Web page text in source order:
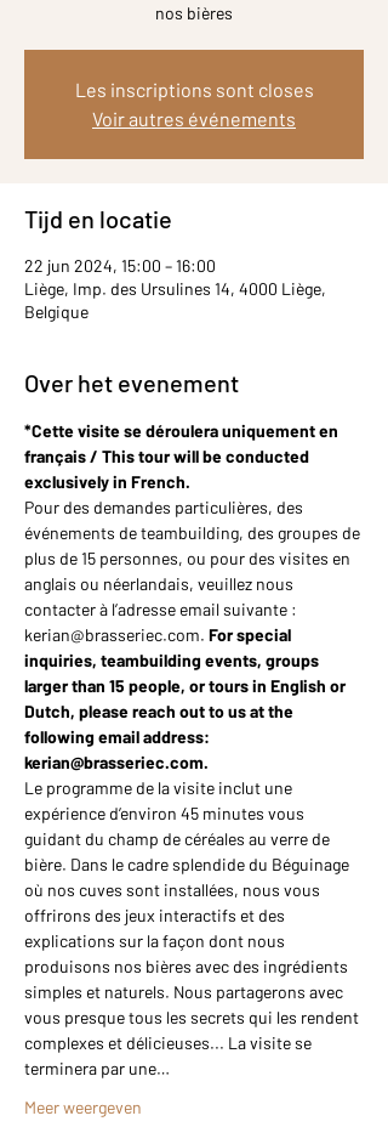
nos bières
Les inscriptions sont closes
Voir autres événements
Tijd en locatie
22 jun 2024, 15:00 – 16:00
Liège, Imp. des Ursulines 14, 4000 Liège,
Belgique
Over het evenement
*Cette visite se déroulera uniquement en
français / This tour will be conducted
exclusively in French.
Pour des demandes particulières, des
événements de teambuilding, des groupes de
plus de 15 personnes, ou pour des visites en
anglais ou néerlandais, veuillez nous
contacter à l’adresse email suivante :
kerian@brasseriec.com. For special
inquiries, teambuilding events, groups
larger than 15 people, or tours in English or
Dutch, please reach out to us at the
following email address:
kerian@brasseriec.com.
Le programme de la visite inclut une
expérience d’environ 45 minutes vous
guidant du champ de céréales au verre de
bière. Dans le cadre splendide du Béguinage
où nos cuves sont installées, nous vous
offrirons des jeux interactifs et des
explications sur la façon dont nous
produisons nos bières avec des ingrédients
simples et naturels. Nous partagerons avec
vous presque tous les secrets qui les rendent
complexes et délicieuses... La visite se
terminera par une…
Meer weergeven